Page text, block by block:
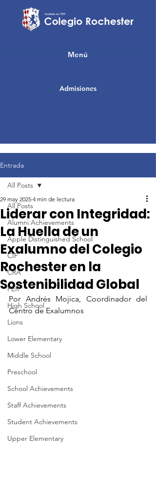
Admisiones
Menú
Entrada
All Posts
Alumni Achievements
Apple Distinguished School
CIF
CRA
FER
High School
Lions
Lower Elementary
Middle School
Preschool
School Achievements
Staff Achievements
Student Achievements
Upper Elementary
All Posts
Liderar con Integridad:
La Huella de un
Exalumno del Colegio
Rochester en la
Sostenibilidad Global
29 may 2025 4 min de lectura
Por Andrés Mojica, Coordinador del
Centro de Exalumnos